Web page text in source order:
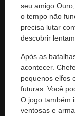
seu amigo
o tempo não
precisa lutar
descobrir
Após as
acontecer.
pequenos elfos
futuras. Você
O jogo também
ventosas e